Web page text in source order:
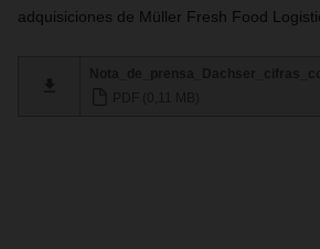
adquisiciones de Müller Fresh Food